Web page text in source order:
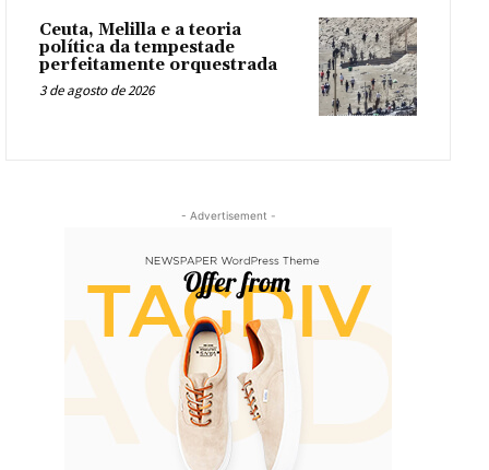
Ceuta, Melilla e a teoria
política da tempestade
perfeitamente orquestrada
3 de agosto de 2026
- Advertisement -